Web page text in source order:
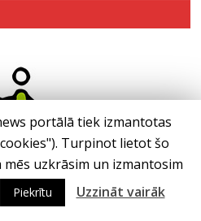
portālā tiek izmantotas
Turpinot lietot šo
uzkrāsim un izmantosim
Piekrītu Uzzināt vairāk